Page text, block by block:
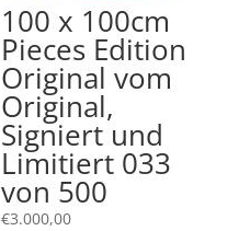
100 x 100cm
Pieces Edition
Original vom
Original,
Signiert und
Limitiert 033
von 500
€3.000,00